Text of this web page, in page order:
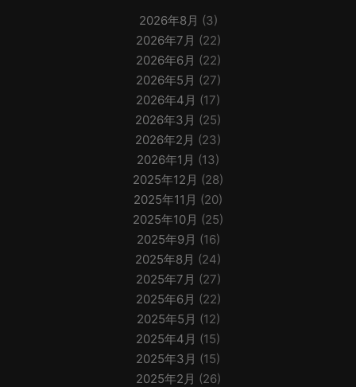
2026年8月 (3)
2026年7月 (22)
2026年6月 (22)
2026年5月 (27)
2026年4月 (17)
2026年3月 (25)
2026年2月 (23)
2026年1月 (13)
2025年12月 (28)
2025年11月 (20)
2025年10月 (25)
2025年9月 (16)
2025年8月 (24)
2025年7月 (27)
2025年6月 (22)
2025年5月 (12)
2025年4月 (15)
2025年3月 (15)
2025年2月 (26)